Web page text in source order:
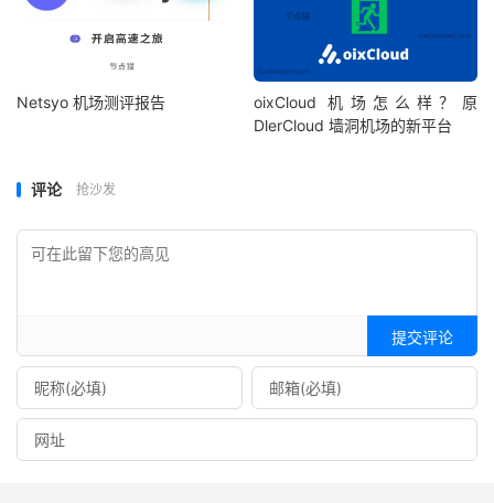
Netsyo 机场测评报告
oixCloud 机场怎么样？原
DlerCloud 墙洞机场的新平台
评论 抢沙发
提交评论